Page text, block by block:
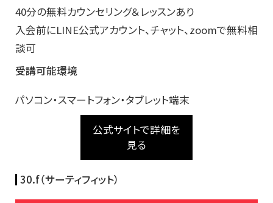
40分の無料カウンセリング＆レッスンあり
入会前にLINE公式アカウント、チャット、zoomで無料相
談可
受講可能環境
パソコン・スマートフォン・タブレット端末
公式サイトで詳細を
見る
30.f（サーティフィット）